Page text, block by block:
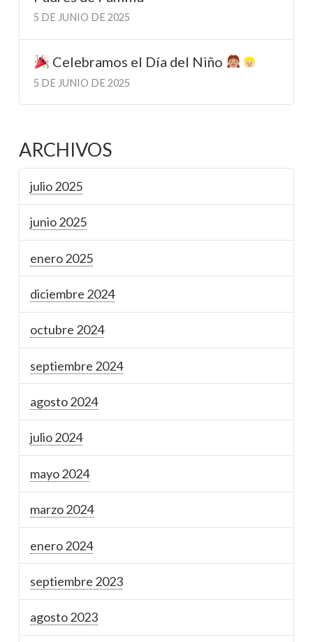
5 DE JUNIO DE 2025
Celebramos el Día del Niño
5 DE JUNIO DE 2025
ARCHIVOS
julio 2025
junio 2025
enero 2025
diciembre 2024
octubre 2024
septiembre 2024
agosto 2024
julio 2024
mayo 2024
marzo 2024
enero 2024
septiembre 2023
agosto 2023